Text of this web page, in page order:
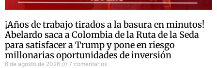
¡Años de trabajo tirados a la basura en minutos!
Abelardo saca a Colombia de la Ruta de la Seda
para satisfacer a Trump y pone en riesgo
millonarias oportunidades de inversión
6 de agosto de 2026 7 comentarios